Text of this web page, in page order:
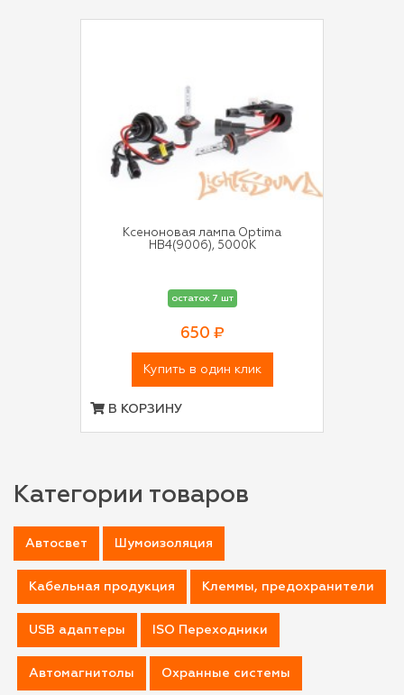
Ксеноновая лампа Optima
HB4(9006), 5000K
остаток 7 шт
650 ₽
Купить в один клик
В КОРЗИНУ
Категории товаров
Автосвет Шумоизоляция
Кабельная продукция Клеммы, предохранители
USB адаптеры ISO Переходники
Автомагнитолы Охранные системы